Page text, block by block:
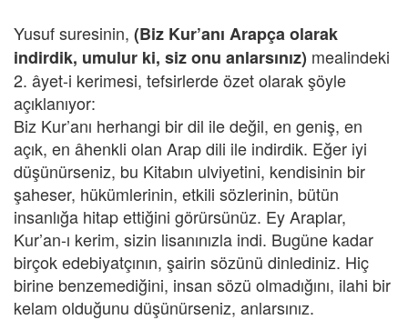
Yusuf suresinin, (Biz Kur’anı Arapça olarak
indirdik, umulur ki, siz onu anlarsınız) mealindeki
2. âyet-i kerimesi, tefsirlerde özet olarak şöyle
açıklanıyor:
Biz Kur’anı herhangi bir dil ile değil, en geniş, en
açık, en âhenkli olan Arap dili ile indirdik. Eğer iyi
düşünürseniz, bu Kitabın ulviyetini, kendisinin bir
şaheser, hükümlerinin, etkili sözlerinin, bütün
insanlığa hitap ettiğini görürsünüz. Ey Araplar,
Kur’an-ı kerim, sizin lisanınızla indi. Bugüne kadar
birçok edebiyatçının, şairin sözünü dinlediniz. Hiç
birine benzemediğini, insan sözü olmadığını, ilahi bir
kelam olduğunu düşünürseniz, anlarsınız.